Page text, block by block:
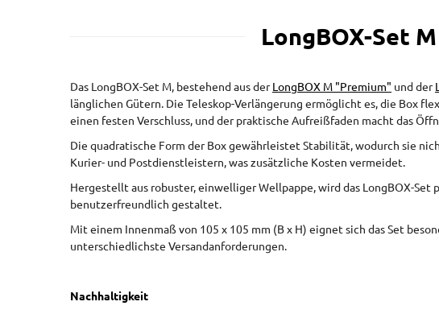
LongBOX-Set
Das LongBOX-Set M, bestehend aus derLongBOX M "Premium" und der
länglichen Gütern. Die Teleskop-Verlängerung ermöglicht es, die Box
einen festen Verschluss, und der praktische Aufreißfaden macht das
Die quadratische Form der Box gewährleistet Stabilität, wodurch sie
Kurier- und Postdienstleistern, was zusätzliche Kosten vermeidet.
Hergestellt aus robuster, einwelliger Wellpappe, wird das LongBOX-
benutzerfreundlich gestaltet.
Mit einem Innenmaß von 105 x 105 mm (B x H) eignet sich das Set
unterschiedlichste Versandanforderungen.
Nachhaltigkeit